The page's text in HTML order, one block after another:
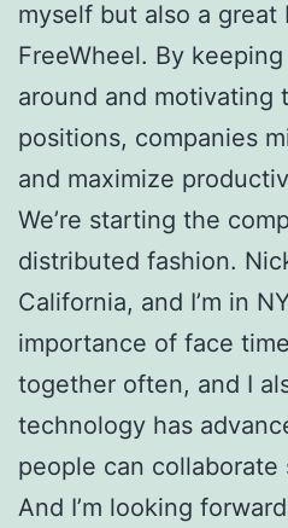
myself but also a
FreeWheel. By
around and motivating
positions, companies
and maximize
We’re starting the
distributed fashion.
California, and I’m in
importance of face
together often, and I
technology has
people can collaborate
And I’m looking